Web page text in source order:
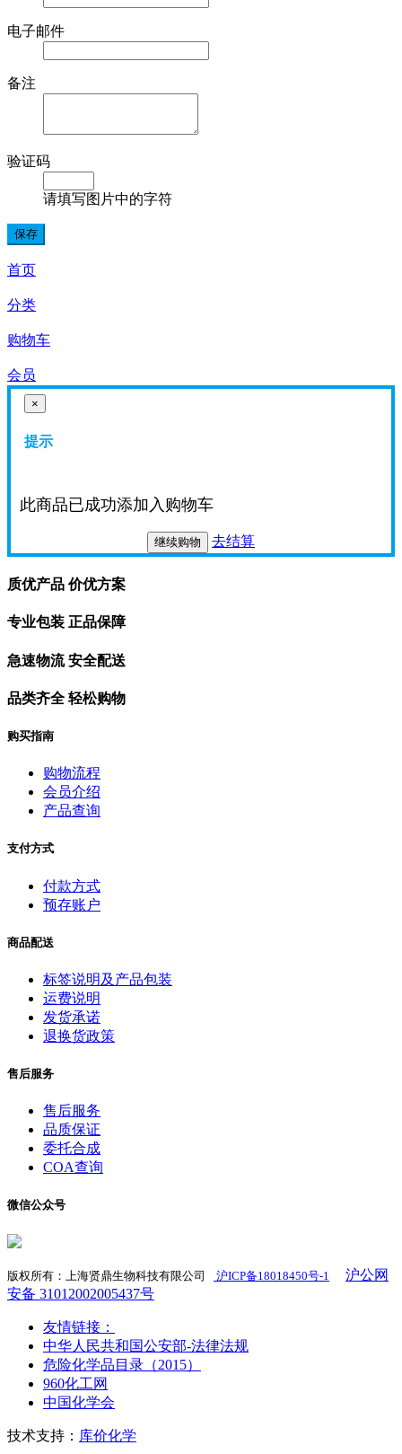
电子邮件
备注
验证码
请填写图片中的字符
首页
分类
购物车
会员
×
提示
此商品已成功添加入购物车
继续购物 去结算
质优产品 价优方案
专业包装 正品保障
急速物流 安全配送
品类齐全 轻松购物
购买指南
购物流程
会员介绍
产品查询
支付方式
付款方式
预存账户
商品配送
标签说明及产品包装
运费说明
发货承诺
退换货政策
售后服务
售后服务
品质保证
委托合成
COA查询
微信公众号
版权所有：上海贤鼎生物科技有限公司 沪ICP备18018450号-1
沪公网
安备 31012002005437号
友情链接：
中华人民共和国公安部-法律法规
危险化学品目录（2015）
960化工网
中国化学会
技术支持： 库价化学